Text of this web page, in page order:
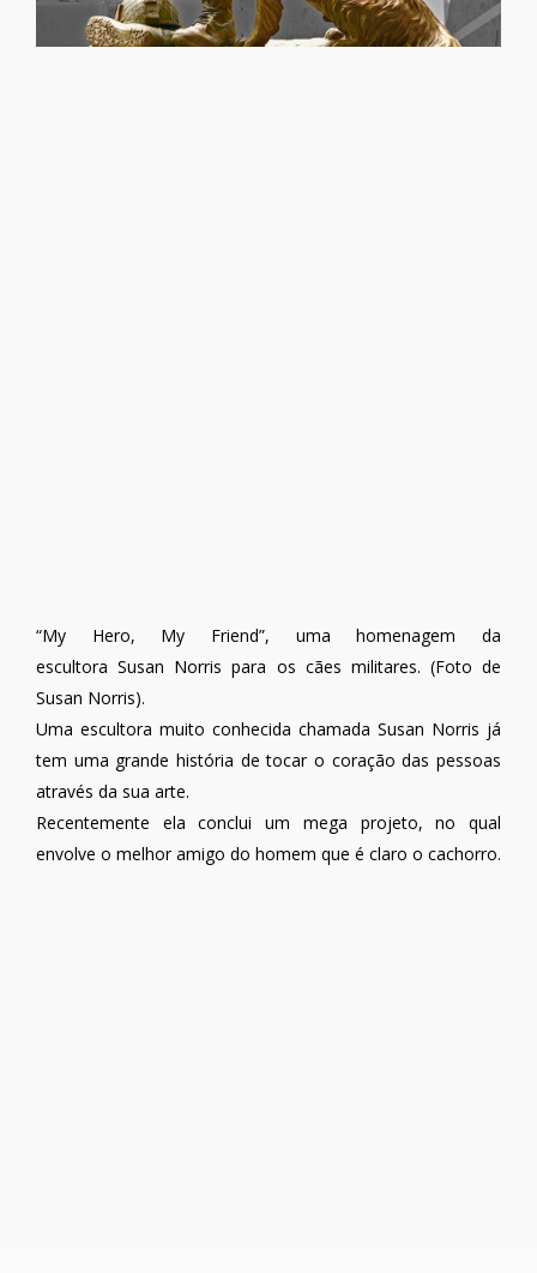
“My Hero, My Friend”, uma homenagem da
escultora Susan Norris para os cães militares. (Foto de
Susan Norris).
Uma escultora muito conhecida chamada Susan Norris já
tem uma grande história de tocar o coração das pessoas
através da sua arte.
Recentemente ela conclui um mega projeto, no qual
envolve o melhor amigo do homem que é claro o cachorro.